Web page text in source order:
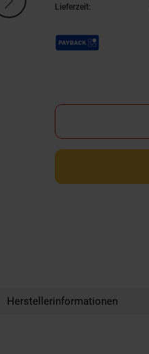
Lieferzeit:
Payback Punkte
Herstellerinformationen